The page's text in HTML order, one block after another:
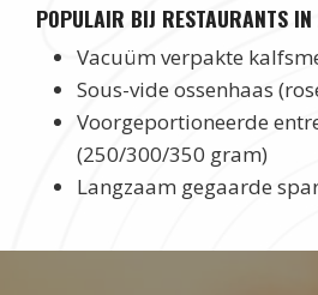
POPULAIR BIJ RESTAURANTS
Vacuüm verpakte
Sous-vide ossenhaas
Voorgeportioneerde
(250/300/350 gram)
Langzaam gegaarde